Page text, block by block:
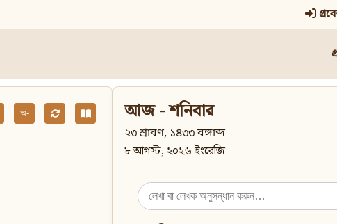
অ- আজ - শনিবার
২৩ শ্রাবণ, ১৪৩৩ বঙ্গাব্দ
৮ আগস্ট, ২০২৬ ইংরেজি
Search
for: